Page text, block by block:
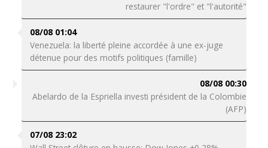
restaurer "l'ordre" et "l'autorité"
08/08 01:04
Venezuela: la liberté pleine accordée à une ex-juge
détenue pour des motifs politiques (famille)
08/08 00:30
Abelardo de la Espriella investi président de la Colombie
(AFP)
07/08 23:02